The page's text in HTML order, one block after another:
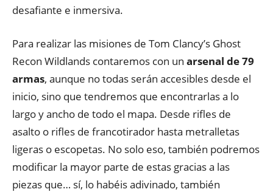
desafiante e inmersiva.
Para realizar las misiones de Tom Clancy’s Ghost
Recon Wildlands contaremos con un arsenal de 79
armas, aunque no todas serán accesibles desde el
inicio, sino que tendremos que encontrarlas a lo
largo y ancho de todo el mapa. Desde rifles de
asalto o rifles de francotirador hasta metralletas
ligeras o escopetas. No solo eso, también podremos
modificar la mayor parte de estas gracias a las
piezas que… sí, lo habéis adivinado, también